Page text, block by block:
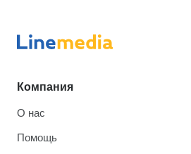
Компания
О нас
Помощь